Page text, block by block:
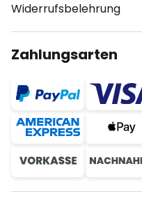
Widerrufsbelehrung
Zahlungsarten